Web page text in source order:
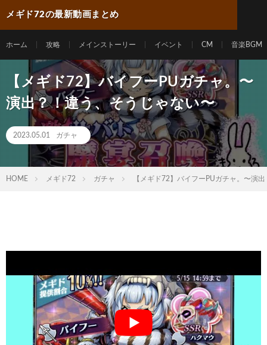
メギド72の最新動画まとめ
ホーム 攻略 メインストーリー イベント CM 音楽BGM
【メギド72】バイフーPUガチャ。〜
演出？！違う、そうじゃない〜
2023.05.01 ガチャ
HOME メギド72 ガチャ 【メギド72】バイフーPUガチャ。〜演